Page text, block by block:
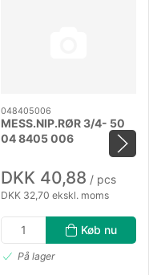
048405006
MESS.NIP.RØR 3/4- 50
04 8405 006
DKK 40,88 / pcs
DKK 32,70 ekskl. moms
Køb nu
På lager